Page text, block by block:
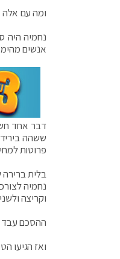
ומה עם
נחמיה היה
אנשים
דבר אחד
ששהה
פרוטות
בלית
נחמיה
וקריצה
ההסכם עבד
ואז הגיעו